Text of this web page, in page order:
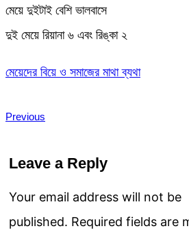
মেয়ে দুইটাই বেশি ভালবাসে
দুই মেয়ে রিয়ানা ৬ এবং রিঙ্কা ২
মেয়েদের বিয়ে ও সমাজের মাথা ব্যথা
Previous
Leave a Reply
Your email address will not be
published. Required fields are